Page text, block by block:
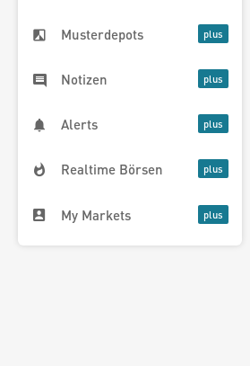
Musterdepots
Notizen
Alerts
Realtime Börsen
My Markets